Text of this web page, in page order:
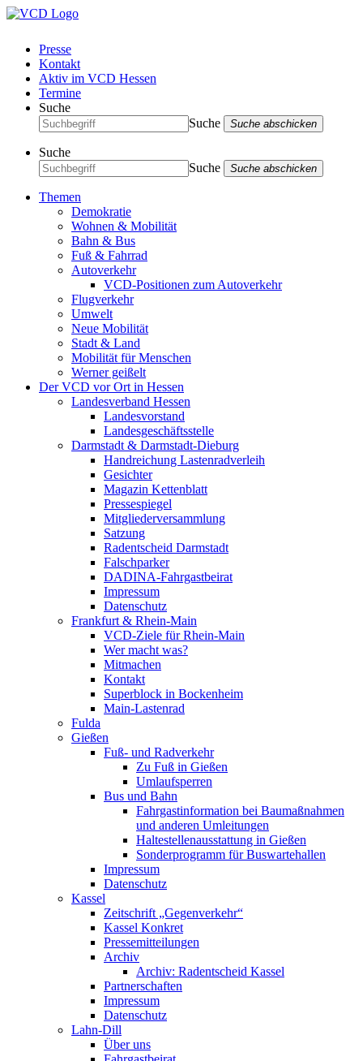
Presse
Kontakt
Aktiv im VCD Hessen
Termine
Suche
Suche
Suche abschicken
Suche
Suche
Suche abschicken
Themen
Demokratie
Wohnen & Mobilität
Bahn & Bus
Fuß & Fahrrad
Autoverkehr
VCD-Positionen zum Autoverkehr
Flugverkehr
Umwelt
Neue Mobilität
Stadt & Land
Mobilität für Menschen
Werner geißelt
Der VCD vor Ort in Hessen
Landesverband Hessen
Landesvorstand
Landesgeschäftsstelle
Darmstadt & Darmstadt-Dieburg
Handreichung Lastenradverleih
Gesichter
Magazin Kettenblatt
Pressespiegel
Mitgliederversammlung
Satzung
Radentscheid Darmstadt
Falschparker
DADINA-Fahrgastbeirat
Impressum
Datenschutz
Frankfurt & Rhein-Main
VCD-Ziele für Rhein-Main
Wer macht was?
Mitmachen
Kontakt
Superblock in Bockenheim
Main-Lastenrad
Fulda
Gießen
Fuß- und Radverkehr
Zu Fuß in Gießen
Umlaufsperren
Bus und Bahn
Fahrgastinformation bei Baumaßnahmen
und anderen Umleitungen
Haltestellenausstattung in Gießen
Sonderprogramm für Buswartehallen
Impressum
Datenschutz
Kassel
Zeitschrift „Gegenverkehr“
Kassel Konkret
Pressemitteilungen
Archiv
Archiv: Radentscheid Kassel
Partnerschaften
Impressum
Datenschutz
Lahn-Dill
Über uns